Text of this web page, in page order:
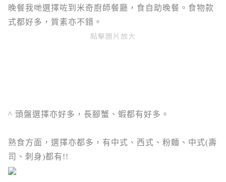
晚餐我哋選擇咗到米奇廚師餐廳，食自助晚餐。食物款
式都好多，質素亦不錯。
點擊圖片放大
^ 頭盤選擇亦好多，長腳蟹、蝦都有好多。
熟食方面，選擇亦都多，有中式、西式、粉麵、中式(壽
司、刺身)都有!!